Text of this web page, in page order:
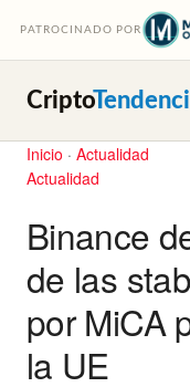
PATROCINADO POR
Cripto
Inicio · Actualidad
Actualidad
Binance
de las
por MiCA
la UE